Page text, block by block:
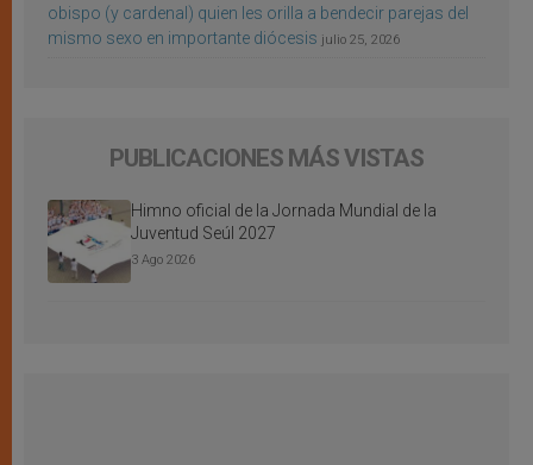
obispo (y cardenal) quien les orilla a bendecir parejas del
mismo sexo en importante diócesis julio 25, 2026
PUBLICACIONES MÁS VISTAS
Himno oficial de la Jornada Mundial de la
Juventud Seúl 2027
3 Ago 2026